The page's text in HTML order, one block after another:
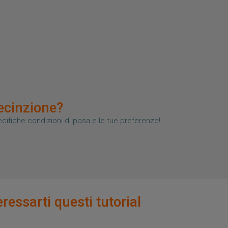
condizioni di posa e le tue preferenze!
questi tutorial